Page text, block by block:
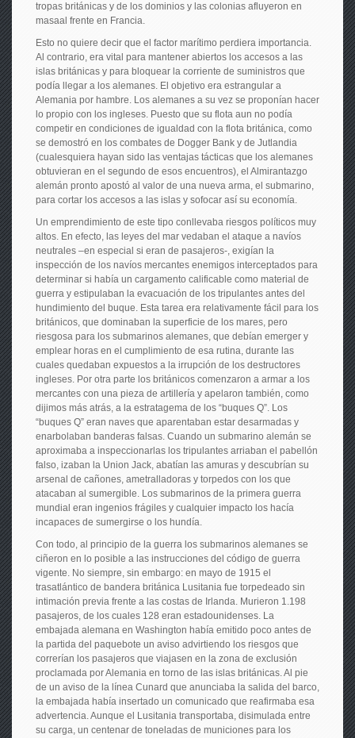
tropas británicas y de los dominios y las colonias afluyeron en
masaal frente en Francia.
Esto no quiere decir que el factor marítimo perdiera importancia.
Al contrario, era vital para mantener abiertos los accesos a las
islas británicas y para bloquear la corriente de suministros que
podía llegar a los alemanes. El objetivo era estrangular a
Alemania por hambre. Los alemanes a su vez se proponían hacer
lo propio con los ingleses. Puesto que su flota aun no podía
competir en condiciones de igualdad con la flota británica, como
se demostró en los combates de Dogger Bank y de Jutlandia
(cualesquiera hayan sido las ventajas tácticas que los alemanes
obtuvieran en el segundo de esos encuentros), el Almirantazgo
alemán pronto apostó al valor de una nueva arma, el submarino,
para cortar los accesos a las islas y sofocar así su economía.
Un emprendimiento de este tipo conllevaba riesgos políticos muy
altos. En efecto, las leyes del mar vedaban el ataque a navíos
neutrales –en especial si eran de pasajeros-, exigían la
inspección de los navíos mercantes enemigos interceptados para
determinar si había un cargamento calificable como material de
guerra y estipulaban la evacuación de los tripulantes antes del
hundimiento del buque. Esta tarea era relativamente fácil para los
británicos, que dominaban la superficie de los mares, pero
riesgosa para los submarinos alemanes, que debían emerger y
emplear horas en el cumplimiento de esa rutina, durante las
cuales quedaban expuestos a la irrupción de los destructores
ingleses. Por otra parte los británicos comenzaron a armar a los
mercantes con una pieza de artillería y apelaron también, como
dijimos más atrás, a la estratagema de los “buques Q”. Los
“buques Q” eran naves que aparentaban estar desarmadas y
enarbolaban banderas falsas. Cuando un submarino alemán se
aproximaba a inspeccionarlas los tripulantes arriaban el pabellón
falso, izaban la Union Jack, abatían las amuras y descubrían su
arsenal de cañones, ametralladoras y torpedos con los que
atacaban al sumergible. Los submarinos de la primera guerra
mundial eran ingenios frágiles y cualquier impacto los hacía
incapaces de sumergirse o los hundía.
Con todo, al principio de la guerra los submarinos alemanes se
ciñeron en lo posible a las instrucciones del código de guerra
vigente. No siempre, sin embargo: en mayo de 1915 el
trasatlántico de bandera británica Lusitania fue torpedeado sin
intimación previa frente a las costas de Irlanda. Murieron 1.198
pasajeros, de los cuales 128 eran estadounidenses. La
embajada alemana en Washington había emitido poco antes de
la partida del paquebote un aviso advirtiendo los riesgos que
correrían los pasajeros que viajasen en la zona de exclusión
proclamada por Alemania en torno de las islas británicas. Al pie
de un aviso de la línea Cunard que anunciaba la salida del barco,
la embajada había insertado un comunicado que reafirmaba esa
advertencia. Aunque el Lusitania transportaba, disimulada entre
su carga, un centenar de toneladas de municiones para los